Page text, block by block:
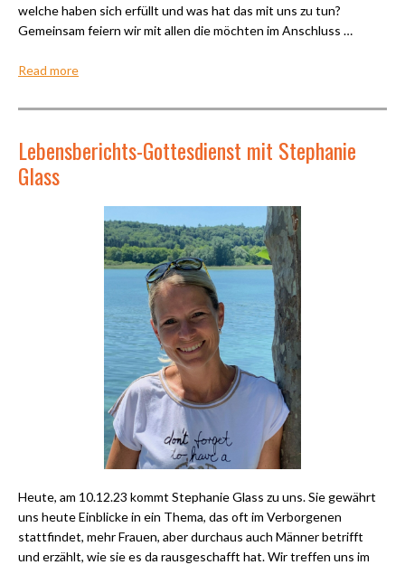
welche haben sich erfüllt und was hat das mit uns zu tun?
Gemeinsam feiern wir mit allen die möchten im Anschluss …
Read more
Lebensberichts-Gottesdienst mit Stephanie
Glass
Heute, am 10.12.23 kommt Stephanie Glass zu uns. Sie gewährt
uns heute Einblicke in ein Thema, das oft im Verborgenen
stattfindet, mehr Frauen, aber durchaus auch Männer betrifft
und erzählt, wie sie es da rausgeschafft hat. Wir treffen uns im